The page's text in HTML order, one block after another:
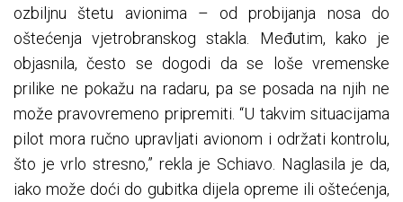
ozbiljnu štetu avionima – od probijanja nosa do
oštećenja vjetrobranskog stakla. Međutim, kako je
objasnila, često se dogodi da se loše vremenske
prilike ne pokažu na radaru, pa se posada na njih ne
može pravovremeno pripremiti. “U takvim situacijama
pilot mora ručno upravljati avionom i održati kontrolu,
što je vrlo stresno,” rekla je Schiavo. Naglasila je da,
iako može doći do gubitka dijela opreme ili oštećenja,